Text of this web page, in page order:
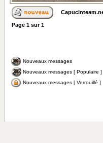
Page 1 sur1
Nouveaux messages
Nouveaux messages [ Populaire ]
Nouveaux messages [ Verrouillé ]